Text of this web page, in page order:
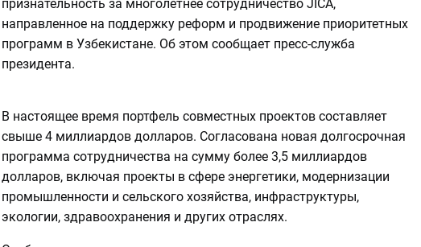
признательность за многолетнее сотрудничество JICA,
направленное на поддержку реформ и продвижение приоритетных
программ в Узбекистане. Об этом сообщает пресс-служба
президента.
В настоящее время портфель совместных проектов составляет
свыше 4 миллиардов долларов. Согласована новая долгосрочная
программа сотрудничества на сумму более 3,5 миллиардов
долларов, включая проекты в сфере энергетики, модернизации
промышленности и сельского хозяйства, инфраструктуры,
экологии, здравоохранения и других отраслях.